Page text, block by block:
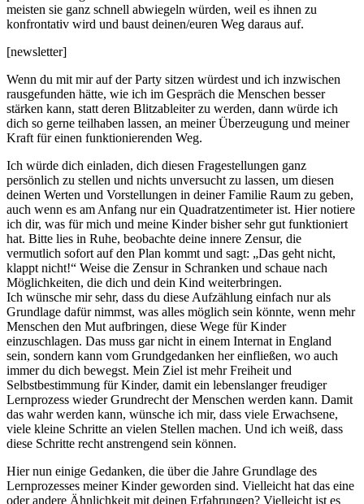
meisten sie ganz schnell abwiegeln würden, weil es ihnen zu
konfrontativ wird und baust deinen/euren Weg daraus auf.
[newsletter]
Wenn du mit mir auf der Party sitzen würdest und ich inzwischen
rausgefunden hätte, wie ich im Gespräch die Menschen besser
stärken kann, statt deren Blitzableiter zu werden, dann würde ich
dich so gerne teilhaben lassen, an meiner Überzeugung und meiner
Kraft für einen funktionierenden Weg.
Ich würde dich einladen, dich diesen Fragestellungen ganz
persönlich zu stellen und nichts unversucht zu lassen, um diesen
deinen Werten und Vorstellungen in deiner Familie Raum zu geben,
auch wenn es am Anfang nur ein Quadratzentimeter ist. Hier notiere
ich dir, was für mich und meine Kinder bisher sehr gut funktioniert
hat. Bitte lies in Ruhe, beobachte deine innere Zensur, die
vermutlich sofort auf den Plan kommt und sagt: „Das geht nicht,
klappt nicht!“ Weise die Zensur in Schranken und schaue nach
Möglichkeiten, die dich und dein Kind weiterbringen.
Ich wünsche mir sehr, dass du diese Aufzählung einfach nur als
Grundlage dafür nimmst, was alles möglich sein könnte, wenn mehr
Menschen den Mut aufbringen, diese Wege für Kinder
einzuschlagen. Das muss gar nicht in einem Internat in England
sein, sondern kann vom Grundgedanken her einfließen, wo auch
immer du dich bewegst. Mein Ziel ist mehr Freiheit und
Selbstbestimmung für Kinder, damit ein lebenslanger freudiger
Lernprozess wieder Grundrecht der Menschen werden kann. Damit
das wahr werden kann, wünsche ich mir, dass viele Erwachsene,
viele kleine Schritte an vielen Stellen machen. Und ich weiß, dass
diese Schritte recht anstrengend sein können.
Hier nun einige Gedanken, die über die Jahre Grundlage des
Lernprozesses meiner Kinder geworden sind. Vielleicht hat das eine
oder andere Ähnlichkeit mit deinen Erfahrungen? Vielleicht ist es